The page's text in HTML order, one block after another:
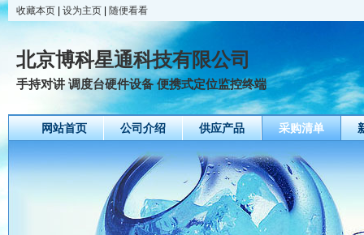
收藏本页 设为主页 随便看看
北京博科星通科技有限公司
手持对讲 调度台硬件设备 便携式定位监控终端
网站首页 公司介绍 供应产品 采购清单